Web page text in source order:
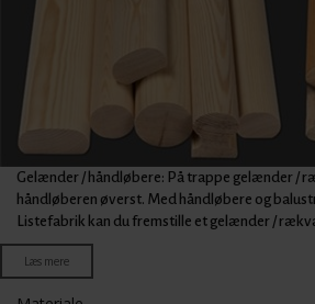
Gelænder / håndløbere: På trappe gelænder /
håndløberen øverst. Med håndløbere og
Listefabrik kan du fremstille et gelænder /
indendørs eller udendørs. Vores store udvalg i
kvadratiske håndløbere i mange udformninger
Læs mere